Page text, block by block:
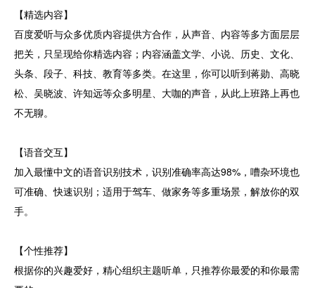
【精选内容】
百度爱听与众多优质内容提供方合作，从声音、内容等多方面层层
把关，只呈现给你精选内容；内容涵盖文学、小说、历史、文化、
头条、段子、科技、教育等多类。在这里，你可以听到蒋勋、高晓
松、吴晓波、许知远等众多明星、大咖的声音，从此上班路上再也
不无聊。
【语音交互】
加入最懂中文的语音识别技术，识别准确率高达98%，嘈杂环境也
可准确、快速识别；适用于驾车、做家务等多重场景，解放你的双
手。
【个性推荐】
根据你的兴趣爱好，精心组织主题听单，只推荐你最爱的和你最需